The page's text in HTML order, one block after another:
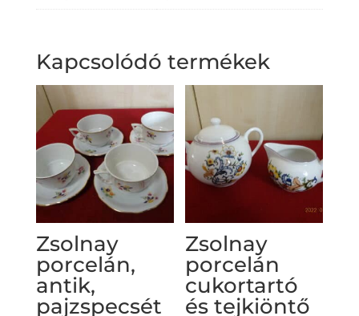
Kapcsolódó termékek
Zsolnay
porcelán,
antik,
pajzspecsét
Zsolnay
porcelán
cukortartó
és tejkiöntő